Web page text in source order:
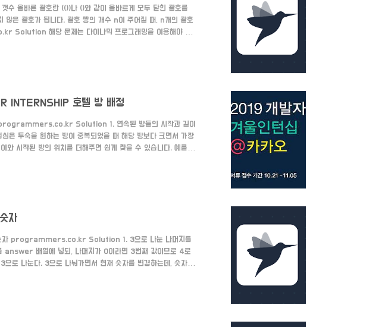
올바른 괄호란 (())나 ()와 같이 올바르게 모두 닫힌 괄호를
않은 괄호가 됩니다. 괄호 쌍의 개수 n이 주어질 때, n개의 괄호
Solution 해당 문제는 다이나믹 프로그래밍을 이용해야 하
()만 존재합니다. 괄호가 2쌍일 경우 -> ()(),(()) 이렇게 두 개가
호텔 방 배정
Solution 1. 연속된 방들의 시작과 길이
은 투숙을 원하는 방이 중복되었을 때 해당 방보다 크면서 가장
와 시작된 방의 위치를 더해주면 쉽게 찾을 수 있습니다. 예를 들
위치) + 4(연속된 방의 길이) = 6이므로 6번 방에 넣으면 됩
자
자 programmers.co.kr Solution 1. 3으로 나눈 나머지를
answer 배열에 넣되, 나머지가 0이라면 3번째 값이므로 4로
로 나눈다. 3으로 나눠가면서 현재 숫자를 변경하는데, 숫자가
준 값으로 변경한다. 3. 배열에 있는 숫자를 뒤집고 문자열로 변